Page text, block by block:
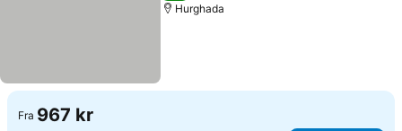
Hurghada
Fra 967 kr